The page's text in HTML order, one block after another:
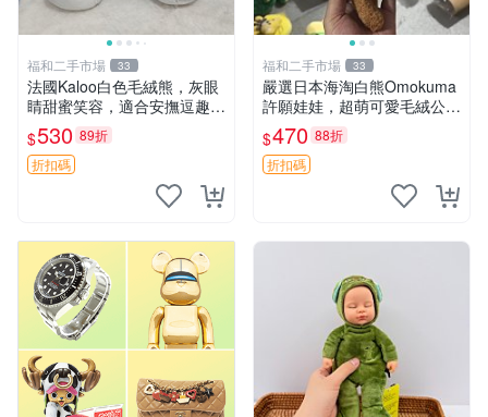
福和二手市場 33
法國Kaloo白色毛絨熊，灰眼
睛甜蜜笑容，適合安撫逗趣可
愛，柔軟面料手感佳。14 白
色安撫熊 毛絨玩具 寶寶逗樂
具
$530 89折
折扣碼
福和二手市場 33
嚴選日本海淘白熊Omokuma
許願娃娃，超萌可愛毛絨公仔
推薦收藏 白熊 Omokuma 毛
絨玩具 偽裝娃娃 玩具擺飾
$470 88折
折扣碼